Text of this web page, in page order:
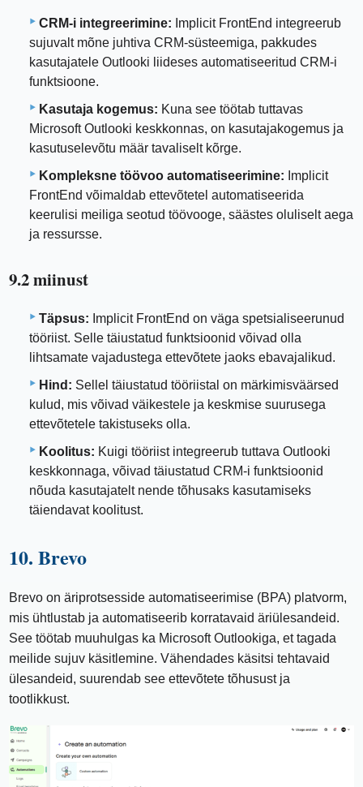
CRM-i integreerimine: Implicit FrontEnd integreerub
sujuvalt mõne juhtiva CRM-süsteemiga, pakkudes
kasutajatele Outlooki liideses automatiseeritud CRM-i
funktsioone.
Kasutaja kogemus: Kuna see töötab tuttavas
Microsoft Outlooki keskkonnas, on kasutajakogemus ja
kasutuselevõtu määr tavaliselt kõrge.
Kompleksne töövoo automatiseerimine: Implicit
FrontEnd võimaldab ettevõtetel automatiseerida
keerulisi meiliga seotud töövooge, säästes oluliselt aega
ja ressursse.
9.2 miinust
Täpsus: Implicit FrontEnd on väga spetsialiseerunud
tööriist. Selle täiustatud funktsioonid võivad olla
lihtsamate vajadustega ettevõtete jaoks ebavajalikud.
Hind: Sellel täiustatud tööriistal on märkimisväärsed
kulud, mis võivad väikestele ja keskmise suurusega
ettevõtetele takistuseks olla.
Koolitus: Kuigi tööriist integreerub tuttava Outlooki
keskkonnaga, võivad täiustatud CRM-i funktsioonid
nõuda kasutajatelt nende tõhusaks kasutamiseks
täiendavat koolitust.
10. Brevo
Brevo on äriprotsesside automatiseerimise (BPA) platvorm,
mis ühtlustab ja automatiseerib korratavaid äriülesandeid.
See töötab muuhulgas ka Microsoft Outlookiga, et tagada
meilide sujuv käsitlemine. Vähendades käsitsi tehtavaid
ülesandeid, suurendab see ettevõtete tõhusust ja
tootlikkust.